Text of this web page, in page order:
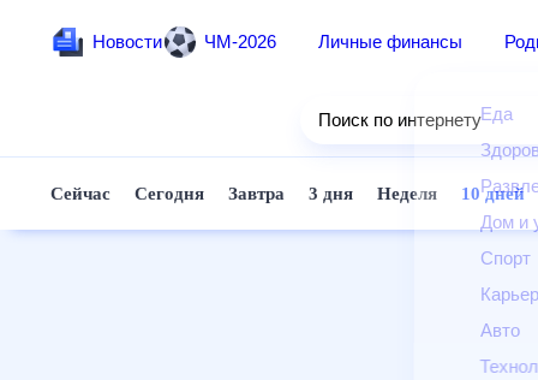
Новости ЧМ-2026 Личные финансы
Еда
Дом
Спорт
Авто
Поиск по интернету
Сейчас Сегодня Завтра 3 дня Неделя 10